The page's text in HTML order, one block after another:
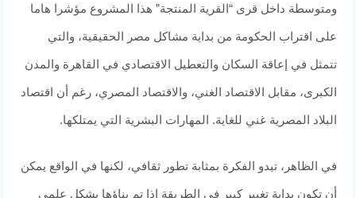
ومتوسطة داخل قرى “القرية المنتجة” هذا المشروع مؤشرا هاما
على اقتراب الحكومة من بداية مشاكل مصر الحقيقية، والتي
تتمثل في إعاقة السكان والتعطيل الاقتصادي في القاهرة والمدن
الكبرى، مقابل الاقتصاد الغني، والاقتصاد المصري، رغم أن اقتصاد
البلاد المصرية غني للغاية. المهارات البشرية التي يمتلكها.
في الظاهر، تبدو الفكرة بمثابة تطور ثقافي، لكنها في الواقع يمكن
أن تكون بداية تغيير كبير في الطريقة إذا تم بناؤها بشكل علمي